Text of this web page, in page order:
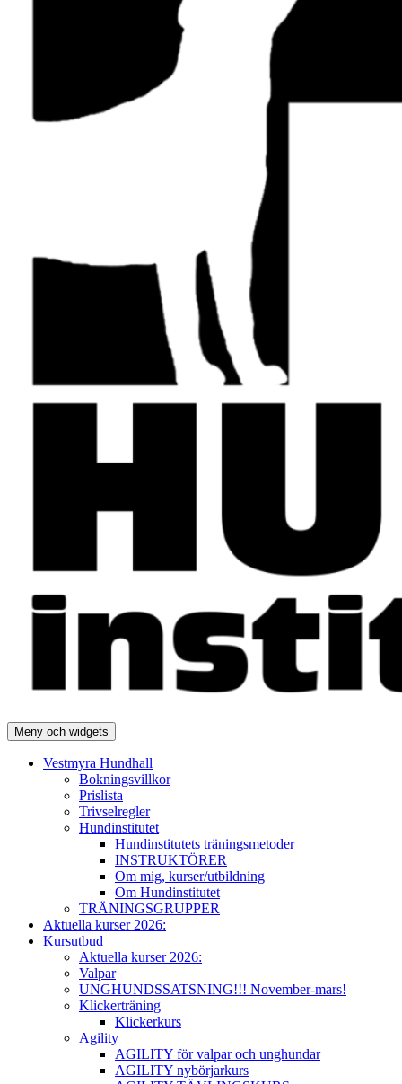
Meny och widgets
Vestmyra Hundhall
Bokningsvillkor
Prislista
Trivselregler
Hundinstitutet
Hundinstitutets träningsmetoder
INSTRUKTÖRER
Om mig, kurser/utbildning
Om Hundinstitutet
TRÄNINGSGRUPPER
Aktuella kurser 2026:
Kursutbud
Aktuella kurser 2026:
Valpar
UNGHUNDSSATSNING!!! November-mars!
Klickerträning
Klickerkurs
Agility
AGILITY för valpar och unghundar
AGILITY nybörjarkurs